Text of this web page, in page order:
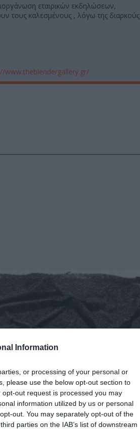
Information
or processing of your personal or
please use the below opt-out section to
out request is processed you may
information utilized by us or personal
out. You may separately opt-out of the
parties on the IAB’s list of downstream
εταιρικών εκδηλώσεων,
τους καλεσμένους , λόγω της διαρκούς
www.theblendergallery.gr/